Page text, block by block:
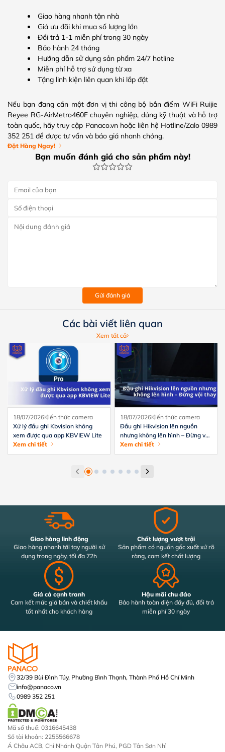
Giao hàng nhanh tận nhà
Giá ưu đãi khi mua số lượng lớn
Đổi trả 1-1 miễn phí trong 30 ngày
Bảo hành 24 tháng
Hướng dẫn sử dụng sản phẩm 24/7 hotline
Miễn phí hỗ trợ sử dụng từ xa
Tặng linh kiện liên quan khi lắp đặt
Nếu bạn đang cần một đơn vị thi công bộ bắn điểm WiFi Ruijie
Reyee RG-AirMetro460F chuyên nghiệp, đúng kỹ thuật và hỗ trợ
toàn quốc, hãy truy cập Panaco.vn hoặc liên hệ Hotline/Zalo 0989
352 251 để được tư vấn và báo giá nhanh chóng.
Đặt Hàng Ngay!
Bạn muốn đánh giá cho sản phẩm này!
Gửi đánh giá
Các bài viết liên quan
Xem tất cả
18/07/2026Kiến thức camera
Xử lý đầu ghi Kbvision không
xem được qua app KBVIEW Lite
Xem chi tiết
18/07/2026Kiến thức camera
Đầu ghi Hikvision lên nguồn
nhưng không lên hình – Đừng vội
thay
Xem chi tiết
Giao hàng linh động
Giao hàng nhanh tới tay người sử
dụng trong ngày, tối đa 72h
Chất lượng vượt trội
Sản phẩm có nguồn gốc xuất xứ rõ
ràng, cam kết chất lượng
Giá cả cạnh tranh
Cam kết mức giá bán và chiết khấu
tốt nhất cho khách hàng
Hậu mãi chu đáo
Bảo hành toàn diện đầy đủ, đổi trả
miễn phí 30 ngày
32/39 Bùi Đình Túy, Phường Bình Thạnh, Thành Phố Hồ Chí Minh
info@panaco.vn
0989 352 251
Mã số thuế: 0316645438
Số tài khoản: 2255566678
Á Châu ACB, Chi Nhánh Quận Tân Phú, PGD Tân Sơn Nhì